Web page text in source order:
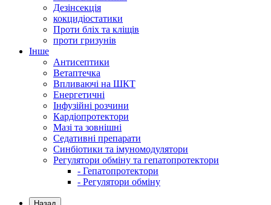
Дезінсекція
кокцидіостатики
Проти бліх та кліщів
проти гризунів
Інше
Антисептики
Ветаптечка
Впливаючі на ШКТ
Енергетичні
Інфузійні розчини
Кардіопротектори
Мазі та зовнішні
Седативні препарати
Синбіотики та імуномодулятори
Регулятори обміну та гепатопротектори
- Гепатопротектори
- Регулятори обміну